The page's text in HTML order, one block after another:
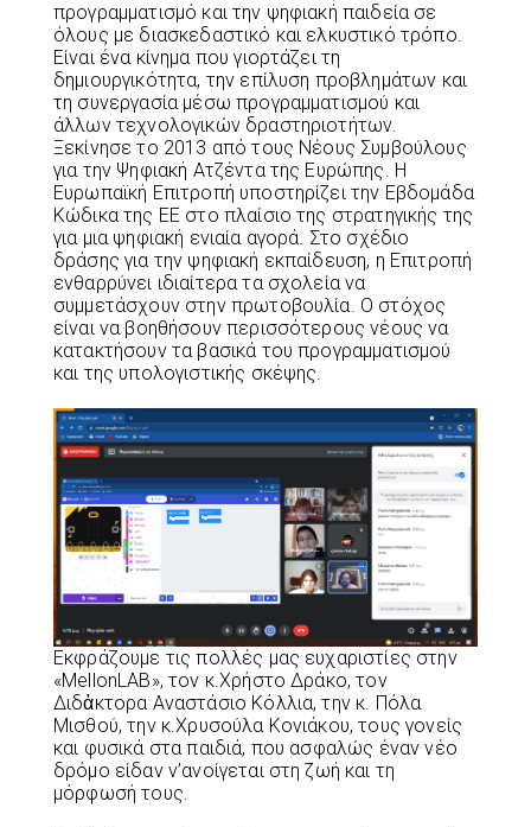
προγραμματισμό και την ψηφιακή παιδεία σε
όλους με διασκεδαστικό και ελκυστικό τρόπο.
Είναι ένα κίνημα που γιορτάζει τη
δημιουργικότητα, την επίλυση προβλημάτων και
τη συνεργασία μέσω προγραμματισμού και
άλλων τεχνολογικών δραστηριοτήτων.
Ξεκίνησε το 2013 από τους Νέους Συμβούλους
για την Ψηφιακή Ατζέντα της Ευρώπης. Η
Ευρωπαϊκή Επιτροπή υποστηρίζει την Εβδομάδα
Κώδικα της ΕΕ στο πλαίσιο της στρατηγικής της
για μια ψηφιακή ενιαία αγορά. Στο σχέδιο
δράσης για την ψηφιακή εκπαίδευση, η Επιτροπή
ενθαρρύνει ιδιαίτερα τα σχολεία να
συμμετάσχουν στην πρωτοβουλία. Ο στόχος
είναι να βοηθήσουν περισσότερους νέους να
κατακτήσουν τα βασικά του προγραμματισμού
και της υπολογιστικής σκέψης.
Εκφράζουμε τις πολλές μας ευχαριστίες στην
«MellonLAB», τον κ.Χρήστο Δράκο, τον
Διδἀκτορα Αναστάσιο Κόλλια, την κ. Πόλα
Μισθού, την κ.Χρυσούλα Κονιάκου, τους γονείς
και φυσικά στα παιδιά, που ασφαλώς έναν νέο
δρόμο είδαν ν’ανοίγεται στη ζωή και τη
μόρφωσή τους.